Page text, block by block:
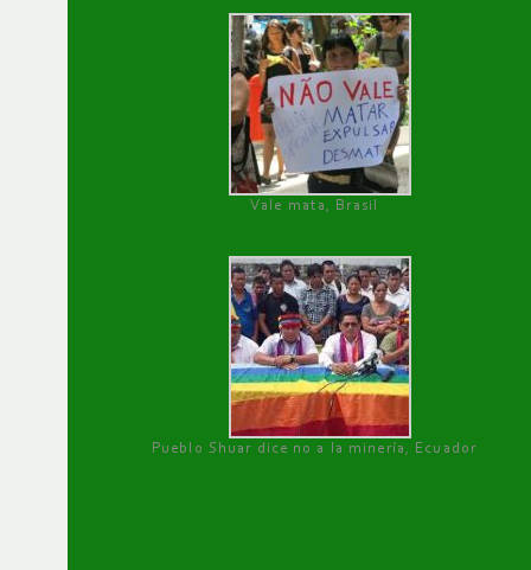
Vale mata, Brasil
Pueblo Shuar dice no a la minería, Ecuador